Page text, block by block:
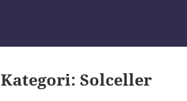
Kategori:Solceller